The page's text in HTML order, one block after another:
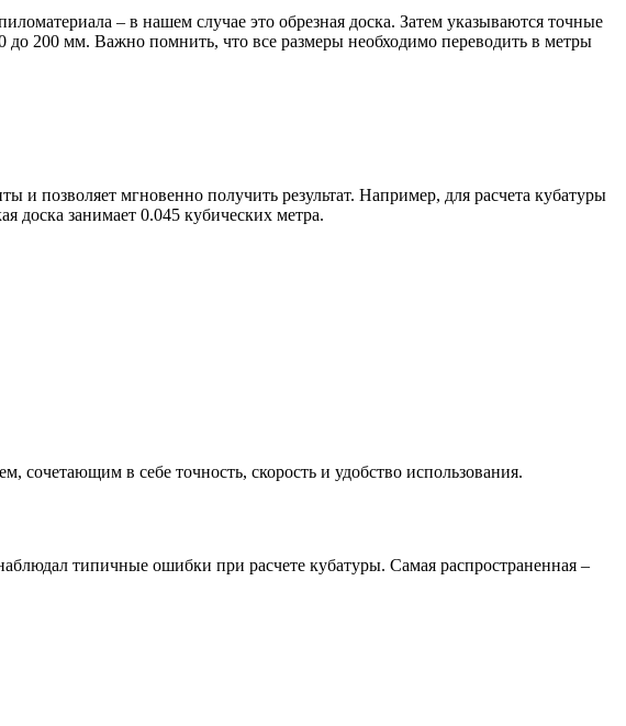
– в нашем случае это обрезная доска. Затем указываются точные
до 200 мм. Важно помнить, что все размеры необходимо переводить в метры
и позволяет мгновенно получить результат. Например, для расчета кубатуры
доска занимает 0.045 кубических метра.
сочетающим в себе точность, скорость и удобство использования.
типичные ошибки при расчете кубатуры. Самая распространенная –